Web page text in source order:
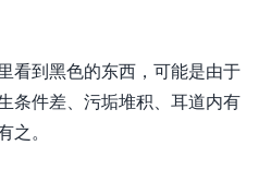
看到黑色的东西，可能是由于
条件差、污垢堆积、耳道内有
。